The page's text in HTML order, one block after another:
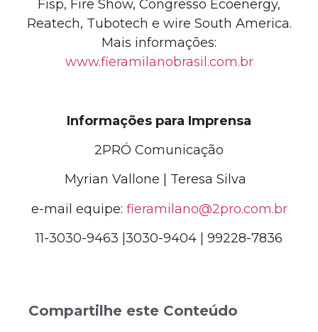
Fisp, Fire Show, Congresso Ecoenergy,
Reatech, Tubotech e wire South America.
Mais informações:
www.fieramilanobrasil.com.br
Informações para Imprensa
2PRÓ Comunicação
Myrian Vallone | Teresa Silva
e-mail equipe: fieramilano@2pro.com.br
11-3030-9463 |3030-9404 | 99228-7836
Compartilhe este Conteúdo